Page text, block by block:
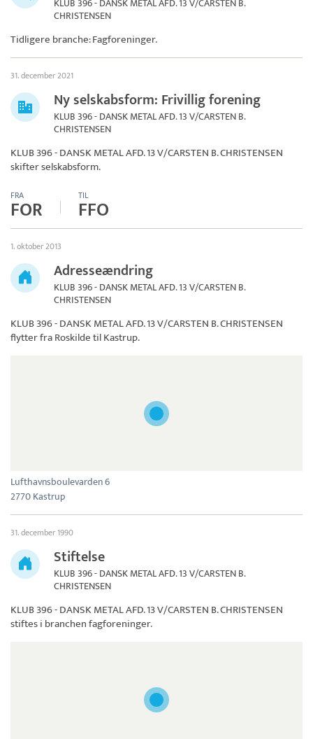
CHRISTENSEN
Tidligere branche: Fagforeninger.
31. december 2021
Ny selskabsform: Frivillig forening
KLUB 396 - DANSK METAL AFD. 13 V/CARSTEN B.
CHRISTENSEN
KLUB 396 - DANSK METAL AFD. 13 V/CARSTEN B. CHRISTENSEN
skifter selskabsform.
FRA
FOR TIL
FFO
1. oktober 2013
Adresseændring
KLUB 396 - DANSK METAL AFD. 13 V/CARSTEN B.
CHRISTENSEN
KLUB 396 - DANSK METAL AFD. 13 V/CARSTEN B. CHRISTENSEN
flytter fra Roskilde til Kastrup.
Lufthavnsboulevarden 6
2770 Kastrup
31. december 1990
Stiftelse
KLUB 396 - DANSK METAL AFD. 13 V/CARSTEN B.
CHRISTENSEN
KLUB 396 - DANSK METAL AFD. 13 V/CARSTEN B. CHRISTENSEN
stiftes i branchen fagforeninger.